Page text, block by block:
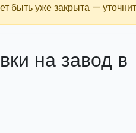
быть уже закрыта —
на завод в